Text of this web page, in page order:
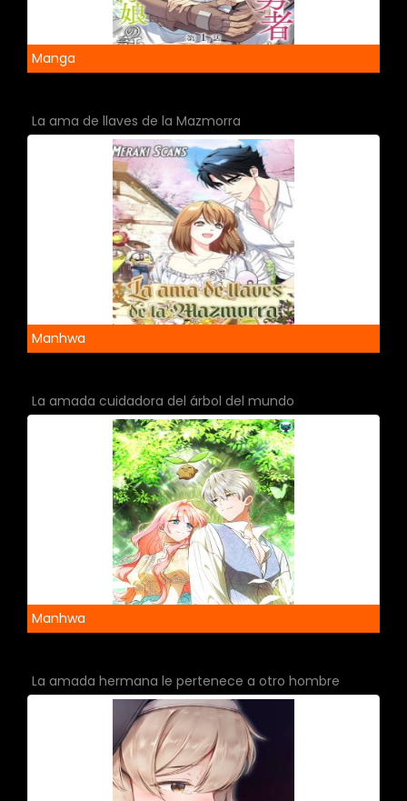
Manga
La ama de llaves de la Mazmorra
Manhwa
La amada cuidadora del árbol del mundo
Manhwa
La amada hermana le pertenece a otro hombre